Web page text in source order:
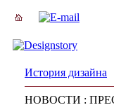
История дизайна
НОВОСТИ :